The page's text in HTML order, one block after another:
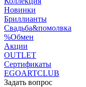
Новинки
Бриллианты
Свадьба&помолвка
%Обмен
Акции
OUTLET
Сертификаты
EGOARTCLUB
Задать вопрос